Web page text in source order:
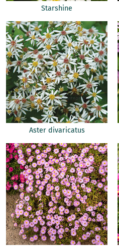
Starshine
Aster divaricatus